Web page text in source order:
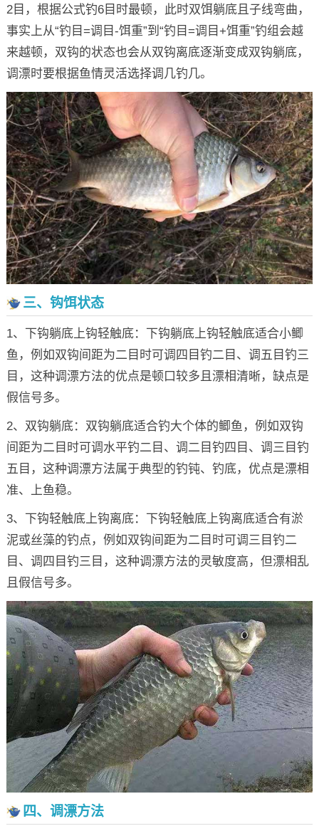
2目，根据公式钓6目时最顿，此时双饵躺底且子线弯曲，
事实上从“钓目=调目-饵重”到“钓目=调目+饵重”钓组会越
来越顿，双钩的状态也会从双钩离底逐渐变成双钩躺底，
调漂时要根据鱼情灵活选择调几钓几。
三、钩饵状态
1、下钩躺底上钩轻触底：下钩躺底上钩轻触底适合小鲫
鱼，例如双钩间距为二目时可调四目钓二目、调五目钓三
目，这种调漂方法的优点是顿口较多且漂相清晰，缺点是
假信号多。
2、双钩躺底：双钩躺底适合钓大个体的鲫鱼，例如双钩
间距为二目时可调水平钓二目、调二目钓四目、调三目钓
五目，这种调漂方法属于典型的钓钝、钓底，优点是漂相
准、上鱼稳。
3、下钩轻触底上钩离底：下钩轻触底上钩离底适合有淤
泥或丝藻的钓点，例如双钩间距为二目时可调三目钓二
目、调四目钓三目，这种调漂方法的灵敏度高，但漂相乱
且假信号多。
四、调漂方法